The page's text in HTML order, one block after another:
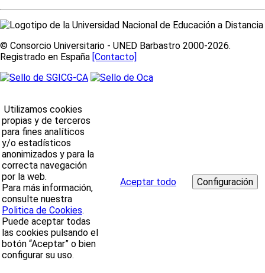
© Consorcio Universitario - UNED Barbastro 2000-2026.
Registrado en España [Contacto]
Utilizamos cookies
propias y de terceros
para fines analíticos
y/o estadísticos
anonimizados y para la
correcta navegación
por la web.
Para más información,
consulte nuestra
Politica de Cookies.
Puede aceptar todas
las cookies pulsando el
botón “Aceptar” o bien
configurar su uso.
Aceptar todo